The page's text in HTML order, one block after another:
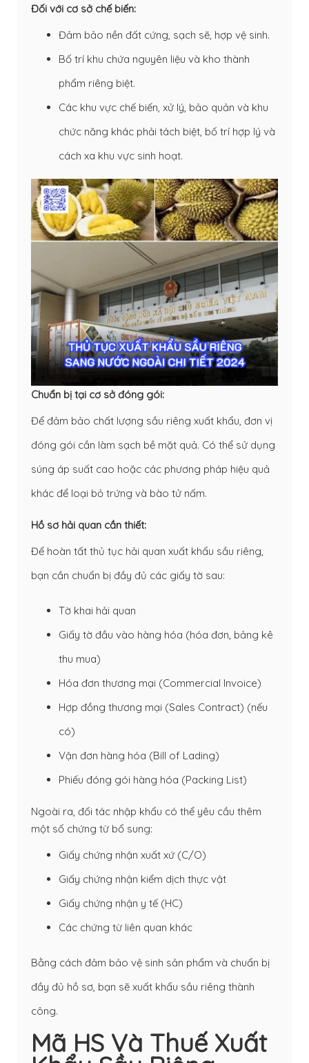
Đối với cơ sở chế biến:
Đảm bảo nền đất cứng, sạch sẽ, hợp vệ sinh.
Bố trí khu chứa nguyên liệu và kho thành
phẩm riêng biệt.
Các khu vực chế biến, xử lý, bảo quản và khu
chức năng khác phải tách biệt, bố trí hợp lý và
cách xa khu vực sinh hoạt.
Chuẩn bị tại cơ sở đóng gói:
Để đảm bảo chất lượng sầu riêng xuất khẩu, đơn vị
đóng gói cần làm sạch bề mặt quả. Có thể sử dụng
súng áp suất cao hoặc các phương pháp hiệu quả
khác để loại bỏ trứng và bào tử nấm.
Hồ sơ hải quan cần thiết:
Để hoàn tất thủ tục hải quan xuất khẩu sầu riêng,
bạn cần chuẩn bị đầy đủ các giấy tờ sau:
Tờ khai hải quan
Giấy tờ đầu vào hàng hóa (hóa đơn, bảng kê
thu mua)
Hóa đơn thương mại (Commercial Invoice)
Hợp đồng thương mại (Sales Contract) (nếu
có)
Vận đơn hàng hóa (Bill of Lading)
Phiếu đóng gói hàng hóa (Packing List)
Ngoài ra, đối tác nhập khẩu có thể yêu cầu thêm
một số chứng từ bổ sung:
Giấy chứng nhận xuất xứ (C/O)
Giấy chứng nhận kiểm dịch thực vật
Giấy chứng nhận y tế (HC)
Các chứng từ liên quan khác
Bằng cách đảm bảo vệ sinh sản phẩm và chuẩn bị
đầy đủ hồ sơ, bạn sẽ xuất khẩu sầu riêng thành
công.
Mã HS Và Thuế Xuất